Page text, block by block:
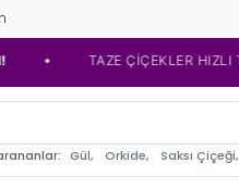
TAZE ÇİÇEKLER HIZLI TESLİMAT!
çiçeğ
Gül, Orkide, Saksı Çiçeği,